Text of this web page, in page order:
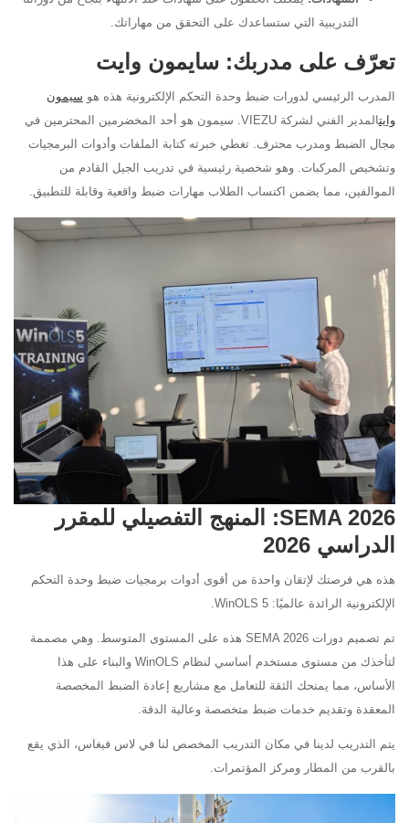
التدريبية التي ستساعدك على التحقق من مهاراتك.
تعرّف على مدربك: سايمون وايت
المدرب الرئيسي لدورات ضبط وحدة التحكم الإلكترونية هذه هو سيمون
وايت
المدير الفني لشركة VIEZU. سيمون هو أحد المخضرمين المحترمين في
مجال الضبط ومدرب محترف. تغطي خبرته كتابة الملفات وأدوات البرمجيات
وتشخيص المركبات. وهو شخصية رئيسية في تدريب الجيل القادم من
الموالفين، مما يضمن اكتساب الطلاب مهارات ضبط واقعية وقابلة للتطبيق.
SEMA 2026: المنهج التفصيلي للمقرر
الدراسي 2026
هذه هي فرصتك لإتقان واحدة من أقوى أدوات برمجيات ضبط وحدة التحكم
الإلكترونية الرائدة عالميًا: WinOLS 5.
تم تصميم دورات SEMA 2026 هذه على المستوى المتوسط. وهي مصممة
لتأخذك من مستوى مستخدم أساسي لنظام WinOLS والبناء على هذا
الأساس، مما يمنحك الثقة للتعامل مع مشاريع إعادة الضبط المخصصة
المعقدة وتقديم خدمات ضبط متخصصة وعالية الدقة.
يتم التدريب لدينا في مكان التدريب المخصص لنا في لاس فيغاس، الذي يقع
بالقرب من المطار ومركز المؤتمرات.